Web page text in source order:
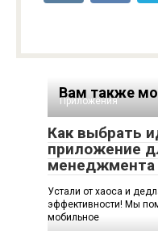
Вам также
Приложения
Как выбрать
приложение
менеджмента
Устали от хаоса и
эффективности! Мы
мобильное